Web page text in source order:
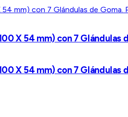
X 54 mm) con 7
X 54 mm) con 7